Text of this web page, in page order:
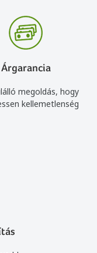
Árgarancia
megoldás, hogy
kellemetlenség